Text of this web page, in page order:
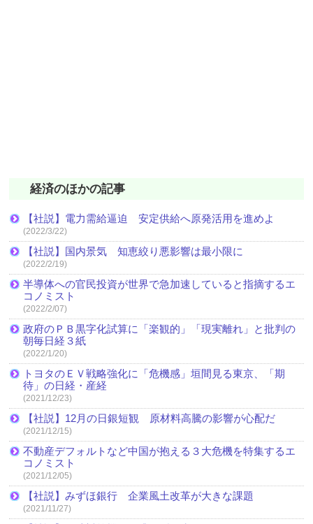
経済のほかの記事
【社説】電力需給逼迫 安定供給へ原発活用を進めよ
(2022/3/22)
【社説】国内景気 知恵絞り悪影響は最小限に
(2022/2/19)
半導体への官民投資が世界で急加速していると指摘するエ
コノミスト
(2022/2/07)
政府のＰＢ黒字化試算に「楽観的」「現実離れ」と批判の
朝毎日経３紙
(2022/1/20)
トヨタのＥＶ戦略強化に「危機感」垣間見る東京、「期
待」の日経・産経
(2021/12/23)
【社説】12月の日銀短観 原材料高騰の影響が心配だ
(2021/12/15)
不動産デフォルトなど中国が抱える３大危機を特集するエ
コノミスト
(2021/12/05)
【社説】みずほ銀行 企業風土改革が大きな課題
(2021/11/27)